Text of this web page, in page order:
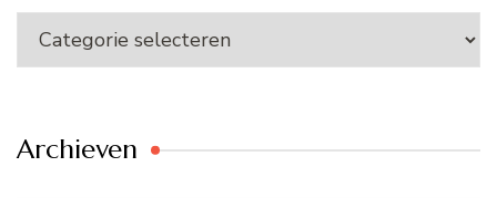
Categorieën
Archieven